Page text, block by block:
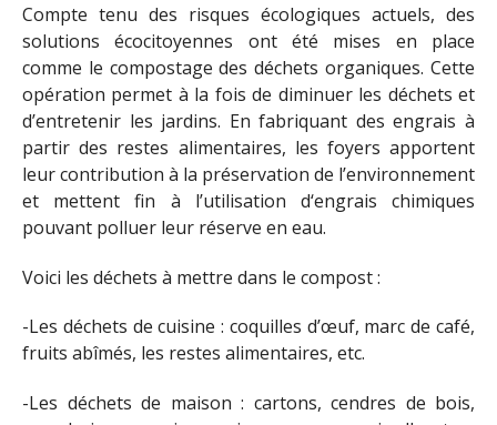
Compte tenu des risques écologiques actuels, des
solutions écocitoyennes ont été mises en place
comme le compostage des déchets organiques. Cette
opération permet à la fois de diminuer les déchets et
d’entretenir les jardins. En fabriquant des engrais à
partir des restes alimentaires, les foyers apportent
leur contribution à la préservation de l’environnement
et mettent fin à l’utilisation d‘engrais chimiques
pouvant polluer leur réserve en eau.
Voici les déchets à mettre dans le compost :
-Les déchets de cuisine : coquilles d’œuf, marc de café,
fruits abîmés, les restes alimentaires, etc.
-Les déchets de maison : cartons, cendres de bois,